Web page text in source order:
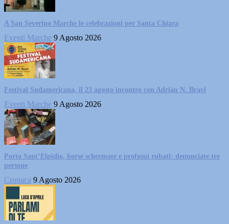
A San Severino Marche le celebrazioni per Santa Chiara
Eventi Marche 9 Agosto 2026
Festival Sudamericana, il 23 agosto incontro con Adrián N. Bravi
Eventi Marche 9 Agosto 2026
Porto Sant’Elpidio, borse schermate e profumi rubati: denunciate tre
persone
Cronaca 9 Agosto 2026